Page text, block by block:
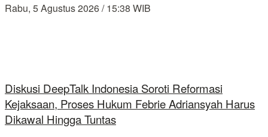
Rabu, 5 Agustus 2026 / 15:38 WIB
Diskusi DeepTalk Indonesia Soroti Reformasi
Kejaksaan, Proses Hukum Febrie Adriansyah Harus
Dikawal Hingga Tuntas